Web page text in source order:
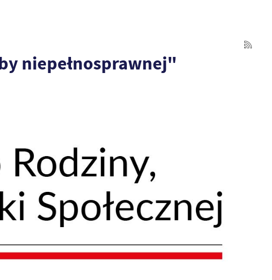
niepełnosprawnej"